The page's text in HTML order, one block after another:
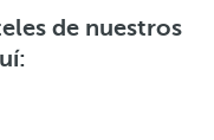
de nuestros